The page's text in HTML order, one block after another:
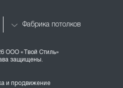
Фабрика потолков
ООО «Твой Стиль»
защищены.
и продвижение